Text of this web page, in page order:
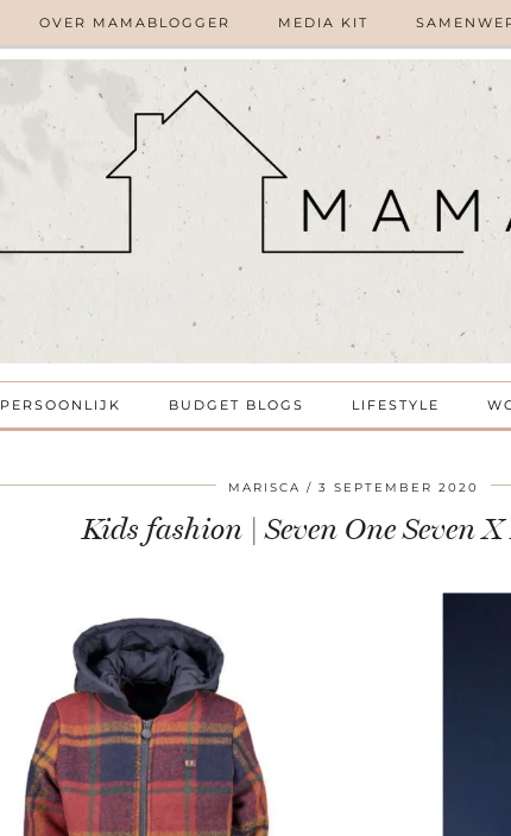
OVER MAMABLOGGER MEDIA KIT
PERSOONLIJK BUDGET BLOGS LIFESTYLE
MARISCA 3 SEPTEMBER 2020
Kids fashion | Seven One Seven